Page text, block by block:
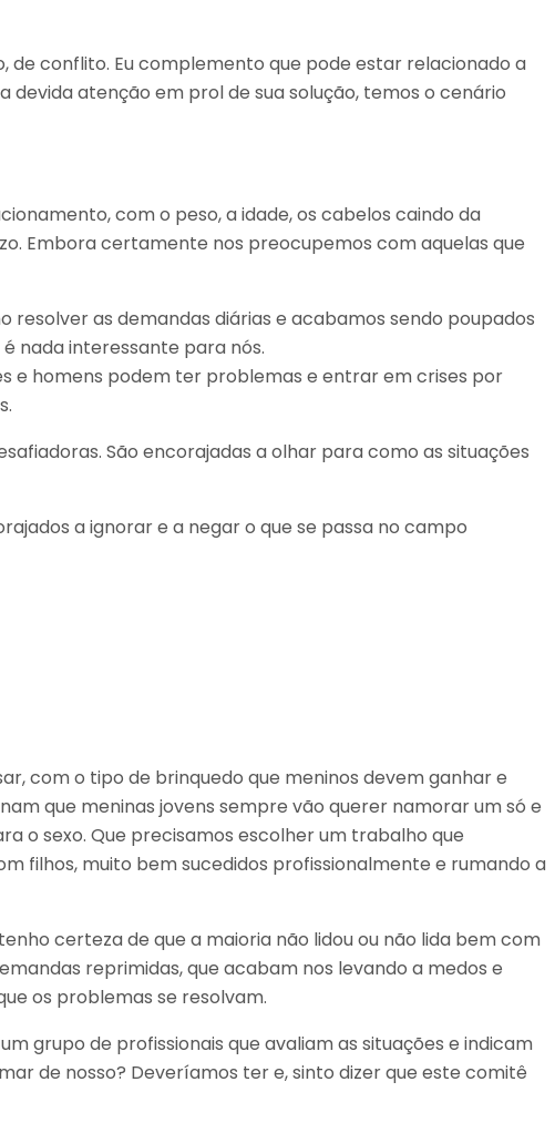
de conflito. Eu complemento que pode estar relacionado a
devida atenção em prol de sua solução, temos o cenário
com o peso, a idade, os cabelos caindo da
Embora certamente nos preocupemos com aquelas que
resolver as demandas diárias e acabamos sendo poupados
nada interessante para nós.
e homens podem ter problemas e entrar em crises por
São encorajadas a olhar para como as situações
a ignorar e a negar o que se passa no campo
com o tipo de brinquedo que meninos devem ganhar e
que meninas jovens sempre vão querer namorar um só e
o sexo. Que precisamos escolher um trabalho que
filhos, muito bem sucedidos profissionalmente e rumando a
certeza de que a maioria não lidou ou não lida bem com
reprimidas, que acabam nos levando a medos e
os problemas se resolvam.
grupo de profissionais que avaliam as situações e indicam
de nosso? Deveríamos ter e, sinto dizer que este comitê